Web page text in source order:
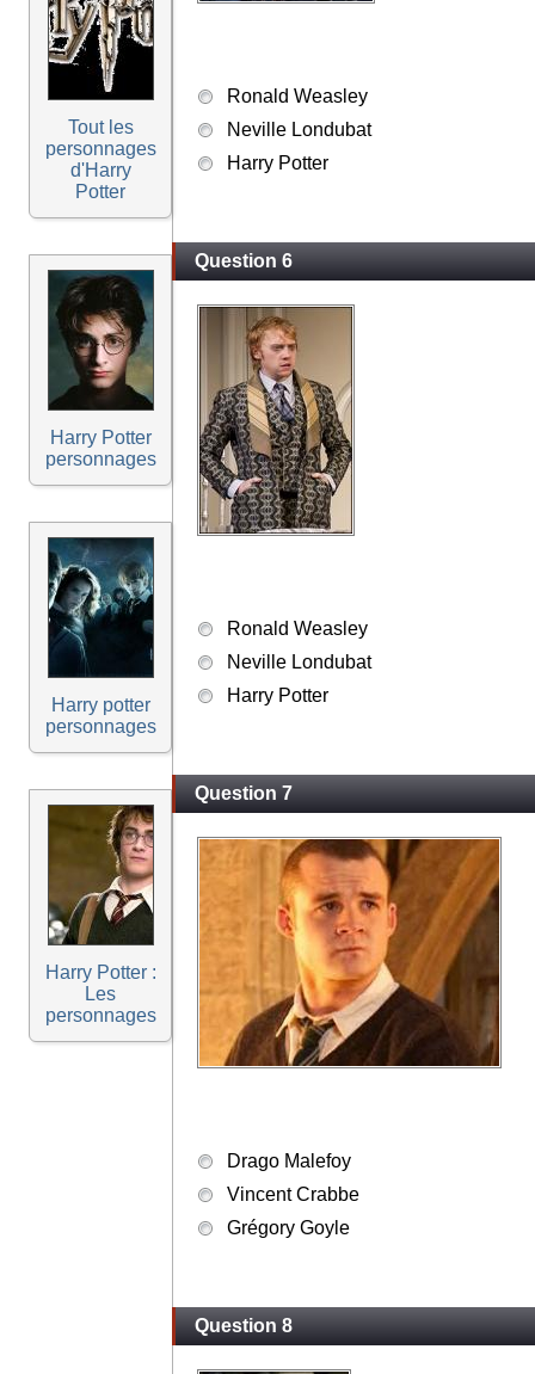
Tout les
personnages
d'Harry
Potter
Harry Potter
personnages
Harry potter
personnages
Harry Potter :
Les
personnages
Ronald Weasley
Neville Londubat
Harry Potter
Question 6
Ronald Weasley
Neville Londubat
Harry Potter
Question 7
Drago Malefoy
Vincent Crabbe
Grégory Goyle
Question 8